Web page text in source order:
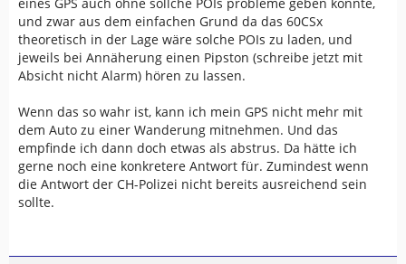
und zwar aus dem einfachen Grund da das 60CSx
theoretisch in der Lage wäre solche POIs zu laden, und
jeweils bei Annäherung einen Pipston (schreibe jetzt mit
Absicht nicht Alarm) hören zu lassen.
Wenn das so wahr ist, kann ich mein GPS nicht mehr mit
dem Auto zu einer Wanderung mitnehmen. Und das
empfinde ich dann doch etwas als abstrus. Da hätte ich
gerne noch eine konkretere Antwort für. Zumindest wenn
die Antwort der CH-Polizei nicht bereits ausreichend sein
sollte.